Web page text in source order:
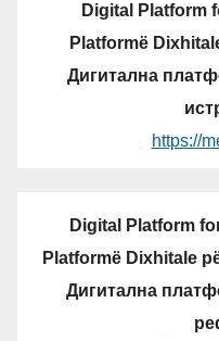
Digital Platform
Platformë
Дигитална
https://
Digital Platform
Platformë Dixhitale
Дигитална